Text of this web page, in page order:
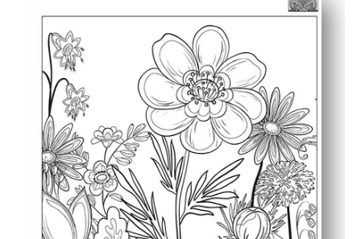
Estampado floral detallado: te mantiene ocupado,
Versátil y fácil de usar para rincones tranquilos,
Reutilizable: reimprima para explorar nuevas paletas